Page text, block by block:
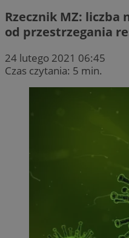
Rzecznik MZ: liczba
od przestrzegania
24 lutego 2021 06:45
Czas czytania: 5 min.